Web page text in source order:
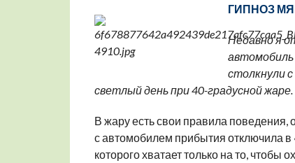
ГИПНОЗ
Недавно я
автомобиль
столкнули
светлый день при 40-градусной жаре.
В жару есть свои правила поведения,
с автомобилем прибытия отключила в
которого хватает только на то, чтобы